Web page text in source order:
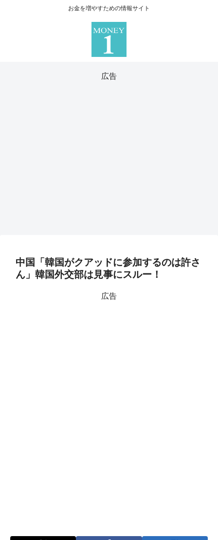
お金を増やすための情報サイト
広告
中国「韓国がクアッドに参加するのは許さ
ん」韓国外交部は見事にスルー！
広告